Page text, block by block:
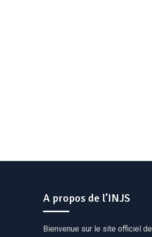
A propos de l’INJS
Bienvenue sur le site officiel de